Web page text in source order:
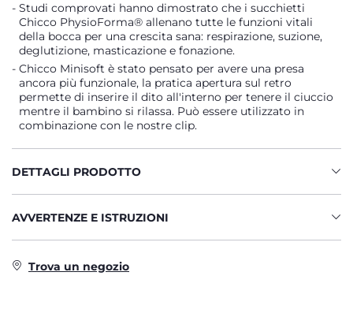
Studi comprovati hanno dimostrato che i succhietti
Chicco PhysioForma® allenano tutte le funzioni vitali
della bocca per una crescita sana: respirazione, suzione,
deglutizione, masticazione e fonazione.
Chicco Minisoft è stato pensato per avere una presa
ancora più funzionale, la pratica apertura sul retro
permette di inserire il dito all'interno per tenere il ciuccio
mentre il bambino si rilassa. Può essere utilizzato in
combinazione con le nostre clip.
DETTAGLI PRODOTTO
AVVERTENZE E ISTRUZIONI
Trova un negozio